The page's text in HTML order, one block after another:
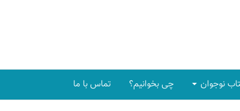
نوجوان چی بخوانیم؟ تماس با ما